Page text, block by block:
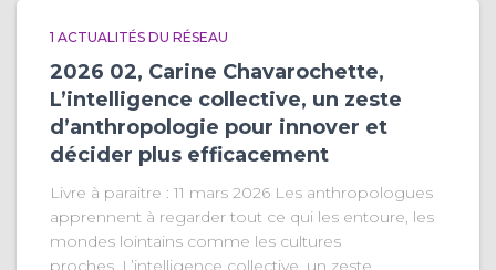
1 ACTUALITÉS DU RÉSEAU
2026 02, Carine Chavarochette,
L’intelligence collective, un zeste
d’anthropologie pour innover et
décider plus efficacement
Livre à paraitre : 11 mars 2026 Les anthropologues
apprennent à regarder tout ce qui les entoure, les
mondes lointains comme les cultures
proches. L’intelligence collective, un zeste